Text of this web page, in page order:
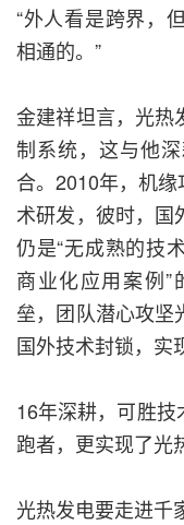
“外人看是跨界，
相通的。”
金建祥坦言，光热
制系统，这与他
合。2010年，机
术研发，彼时，国
仍是“无成熟的技
商业化应用案例
垒，团队潜心攻坚
国外技术封锁，实
16年深耕，可胜
跑者，更实现了光
光热发电要走进千